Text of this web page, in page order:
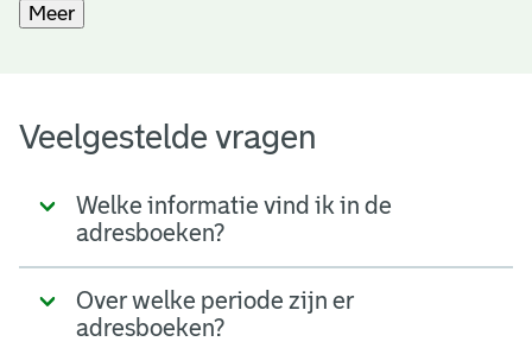
Meer
Veelgestelde vragen
Welke informatie vind ik in de
adresboeken?
Over welke periode zijn er
adresboeken?